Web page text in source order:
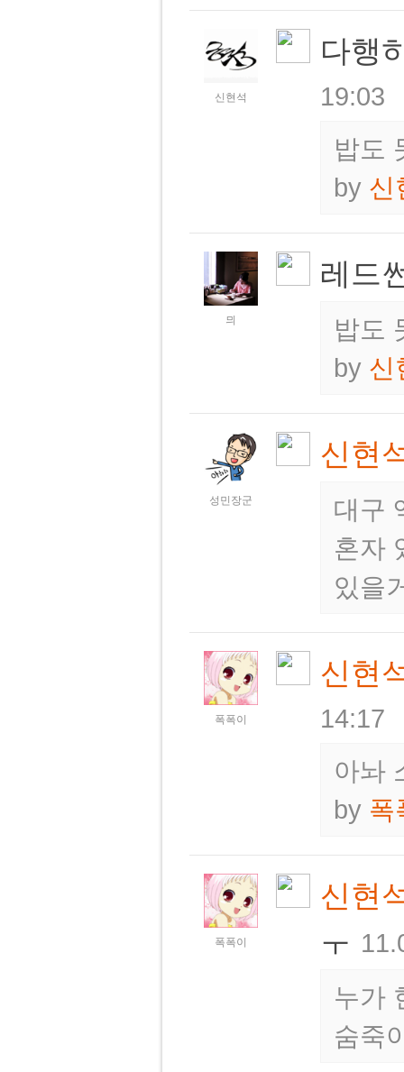
신현석
다행
19:03
밥도
by 신
믜
레드
밥도
by 신
성민장군
신현
대구
혼자
있을
폭폭이
신현
14:17
아놔
by 폭
폭폭이
신현
ㅜ
누가
숨죽